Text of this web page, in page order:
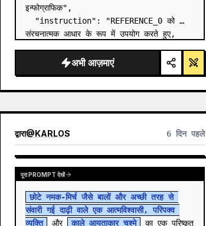
इन्फोग्राफिक",
  "instruction": "REFERENCE_0 को
संरचनात्मक आधार के रूप में उपयोग करते हुए,
3D इन्फोग्राफिक में बदलें। चिकने रैंप को अलग-
अलग पत्थर की सीढ़ियों से बदलें और सभी जीवों को…
अभी आज़माएं
द्वारा@KARLOS 6 दिन पहले
पूरा PROMPT देखें
छोटे नमक-मिर्च जैसे बालों और अच्छी तरह से
संवारी गई दाढ़ी वाले एक आत्मविश्वासी, परिपक्व
व्यक्ति
और काले आयताकार चश्मे
का एक परिष्कृत